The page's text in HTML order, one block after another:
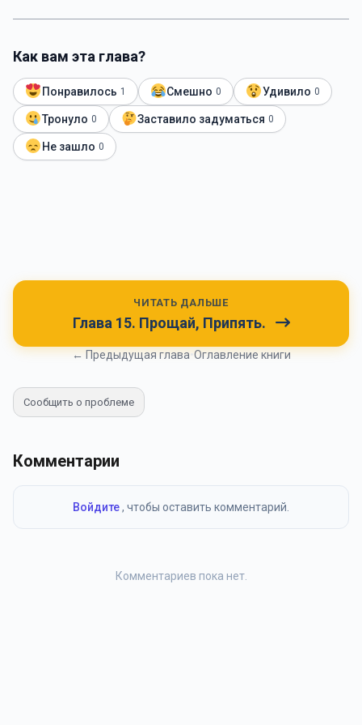
Как вам эта глава?
Понравилось 1 Смешно 0 Удивило 0
Тронуло 0 Заставило задуматься 0
Не зашло 0
ЧИТАТЬ ДАЛЬШЕ
Глава 15. Прощай, Припять.
← Предыдущая глава Оглавление книги
Сообщить о проблеме
Комментарии
Войдите, чтобы оставить комментарий.
Комментариев пока нет.